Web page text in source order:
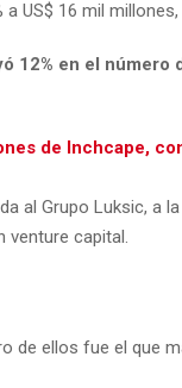
US$ 16 mil
12% en el número
de Inchcape,
al Grupo Luksic, a
venture capital.
de ellos fue el que